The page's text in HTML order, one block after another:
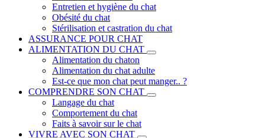
Entretien et hygiène du chat
Obésité du chat
Stérilisation et castration du chat
ASSURANCE POUR CHAT
ALIMENTATION DU CHAT
Alimentation du chaton
Alimentation du chat adulte
Est-ce que mon chat peut manger.. ?
COMPRENDRE SON CHAT
Langage du chat
Comportement du chat
Faits à savoir sur le chat
VIVRE AVEC SON CHAT